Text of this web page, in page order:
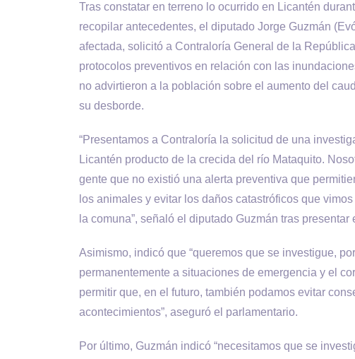
Tras constatar en terreno lo ocurrido en Licantén
recopilar antecedentes, el diputado Jorge Guzmán
afectada, solicitó a Contraloría General de la
protocolos preventivos en relación con las
no advirtieron a la población sobre el aumento del
su desborde.
“Presentamos a Contraloría la solicitud de una
Licantén producto de la crecida del río Mataquito.
gente que no existió una alerta preventiva que
los animales y evitar los daños catastróficos que
la comuna”, señaló el diputado Guzmán tras
Asimismo, indicó que “queremos que se investigue,
permanentemente a situaciones de emergencia y el
permitir que, en el futuro, también podamos evitar
acontecimientos”, aseguró el parlamentario.
Por último, Guzmán indicó “necesitamos que se